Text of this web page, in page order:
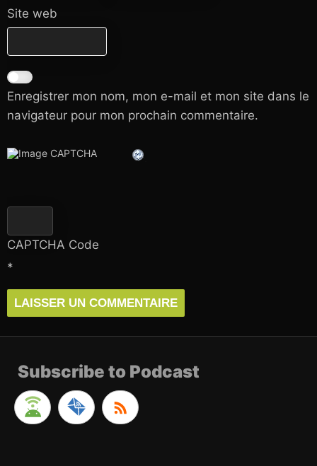
Site web
Enregistrer mon nom, mon e-mail et mon site dans le
navigateur pour mon prochain commentaire.
CAPTCHA Code
*
Subscribe to Podcast